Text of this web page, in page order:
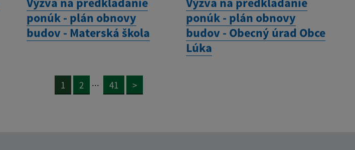
ponúk - plán obnovy
budov - Materská škola
ponúk - plán obnovy
budov - Obecný úrad Obce
Lúka
1 2 ... 41 >